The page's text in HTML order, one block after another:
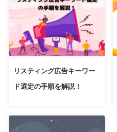
リスティング広告キーワー
ド選定の手順を解説！